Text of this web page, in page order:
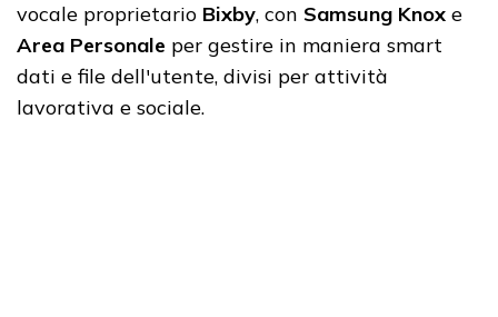
vocale proprietario Bixby, con Samsung Knox e
Area Personale per gestire in maniera smart
dati e file dell'utente, divisi per attività
lavorativa e sociale.